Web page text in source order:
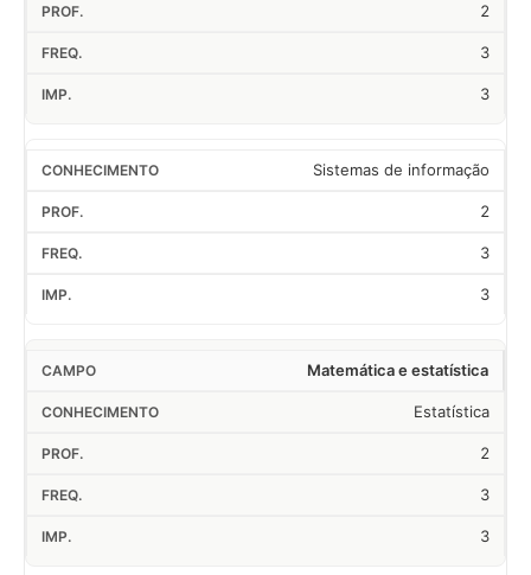
2
3
3
Sistemas de informação
2
3
3
Matemática e estatística
Estatística
2
3
3